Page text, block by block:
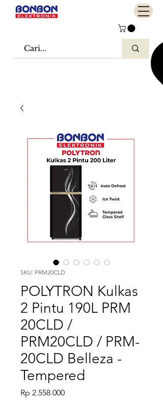
SKU: PRM20CLD
POLYTRON Kulkas
2 Pintu 190L PRM
20CLD /
PRM20CLD / PRM-
20CLD Belleza -
Tempered
Rp 2.558.000Harga